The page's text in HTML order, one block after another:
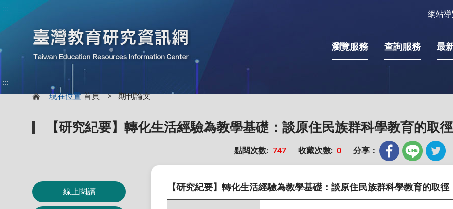
網站
瀏覽服務 查詢服務 最
:::
現在位置 首頁 期刊論文
【研究紀要】轉化生活經驗為教學基礎：談原住民族群科學教育的取徑
點閱次數: 747 收藏次數: 0 分享：
線上閱讀 【研究紀要】轉化生活經驗為教學基礎：談原住民族群科學教育的取徑